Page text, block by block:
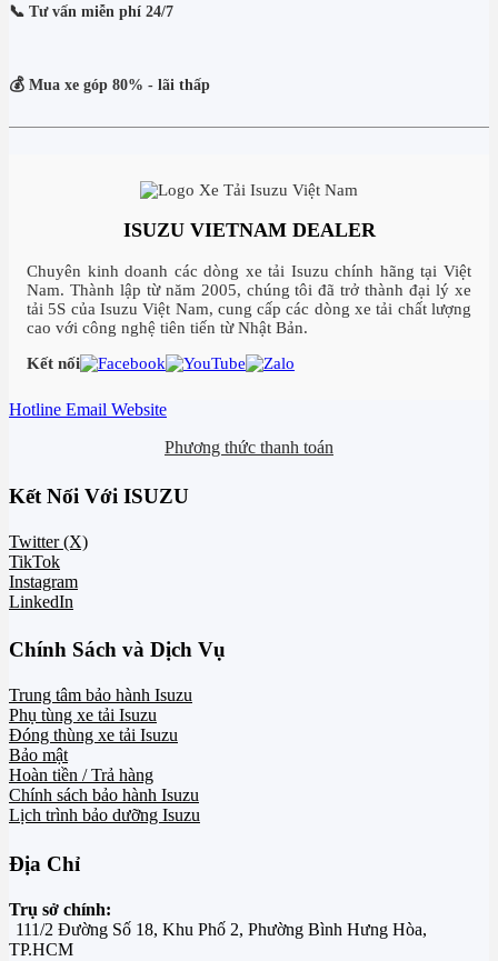
📞 Tư vấn miễn phí 24/7
💰 Mua xe góp 80% - lãi thấp
ISUZU VIETNAM DEALER
Chuyên kinh doanh các dòng xe tải Isuzu chính hãng tại Việt
Nam. Thành lập từ năm 2005, chúng tôi đã trở thành đại lý xe
tải 5S của Isuzu Việt Nam, cung cấp các dòng xe tải chất lượng
cao với công nghệ tiên tiến từ Nhật Bản.
Kết nối
Hotline Email Website
Phương thức thanh toán
Kết Nối Với ISUZU
Twitter (X)
TikTok
Instagram
LinkedIn
Chính Sách và Dịch Vụ
Trung tâm bảo hành Isuzu
Phụ tùng xe tải Isuzu
Đóng thùng xe tải Isuzu
Bảo mật
Hoàn tiền / Trả hàng
Chính sách bảo hành Isuzu
Lịch trình bảo dưỡng Isuzu
Địa Chỉ
Trụ sở chính:
111/2 Đường Số 18, Khu Phố 2, Phường Bình Hưng Hòa,
TP.HCM